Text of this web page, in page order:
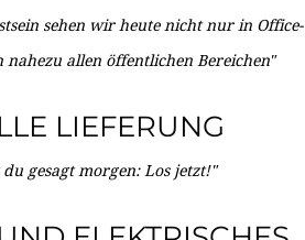
sehen wir heute nicht nur in Office-
nahezu allen öffentlichen Bereichen"
LIEFERUNG
du gesagt morgen: Los jetzt!"